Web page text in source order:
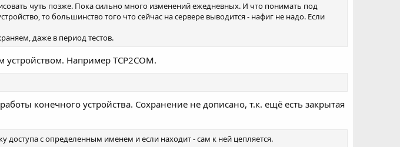
чуть позже. Пока сильно много изменений ежедневных. И что понимать под
то большинство того что сейчас на сервере выводится - нафиг не надо. Если
даже в период тестов.
Например TCP2COM.
конечного устройства. Сохранение не дописано, т.к. ещё есть закрытая
доступа с определенным именем и если находит - сам к ней цепляется.